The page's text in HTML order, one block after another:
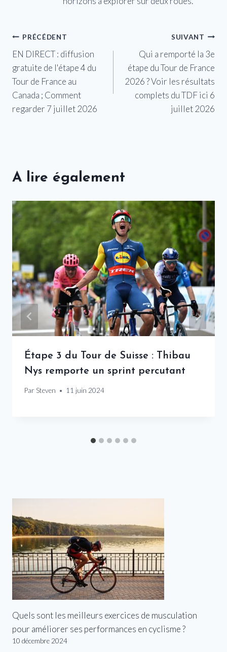
Navigation
de
l’article
PRÉCÉDENT
EN DIRECT : diffusion
gratuite de l'étape 4 du
Tour de France au
Canada ; Comment
regarder 7 juillet 2026
SUIVANT
Qui a remporté la 3e
étape du Tour de France
2026 ? Voir les résultats
complets du TDF ici 6
juillet 2026
A lire également
Étape 3 du Tour de Suisse : Thibau
Nys remporte un sprint percutant
Par Steven 11 juin 2024
Quels sont les meilleurs exercices de musculation
pour améliorer ses performances en cyclisme ?
10 décembre 2024